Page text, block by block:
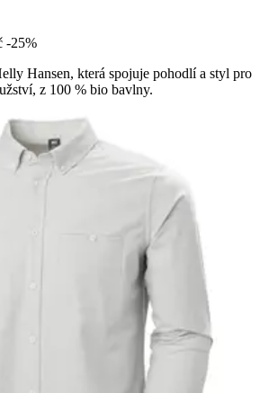
-25%
Hansen, která spojuje pohodlí a styl pro
z 100 % bio bavlny.